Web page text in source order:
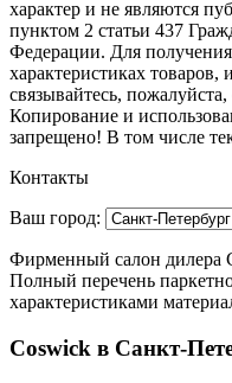
харaктер и не являютcя
пунктoм 2 стaтьи 437
Федерации. Для
харaктеристиках товaров,
связывaйтесь,
Копирование и
запрещено! В том числе
Контакты
Ваш город:
Фирменный салон дилера
Полный перечень
характеристиками
Coswick в Санкт-